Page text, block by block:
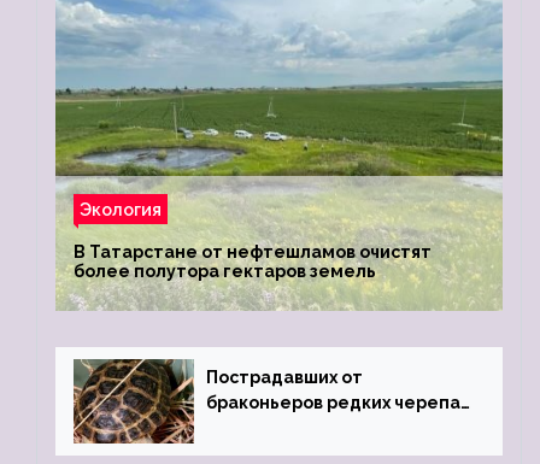
Экология
В Татарстане от нефтешламов очистят
более полутора гектаров земель
Пострадавших от
браконьеров редких черепах
зоопарк